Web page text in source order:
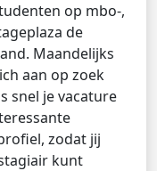
op mbo-,
de
Maandelijks
aan op zoek
snel je vacature
zodat jij
kunt